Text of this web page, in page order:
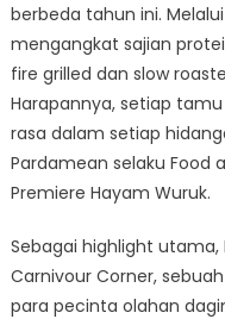
berbeda tahun ini.
mengangkat sajian
fire grilled dan slow
Harapannya, setiap
rasa dalam setiap
Pardamean selaku Food
Premiere Hayam Wuruk.
Sebagai highlight
Carnivour Corner,
para pecinta olahan